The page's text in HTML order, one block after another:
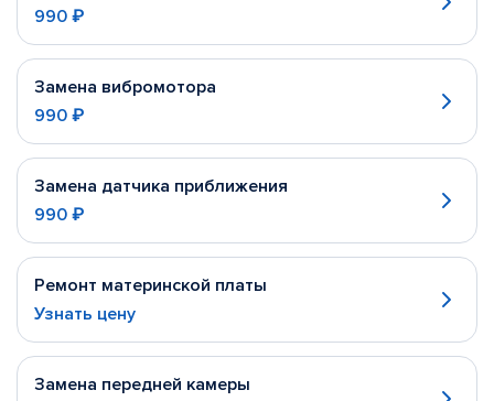
990 ₽
Замена вибромотора
990 ₽
Замена датчика приближения
990 ₽
Ремонт материнской платы
Узнать цену
Замена передней камеры